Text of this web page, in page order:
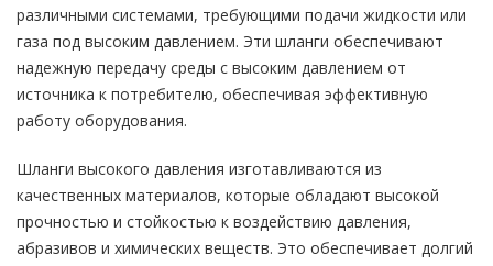
различными системами, требующими подачи жидкости или
газа под высоким давлением. Эти шланги обеспечивают
надежную передачу среды с высоким давлением от
источника к потребителю, обеспечивая эффективную
работу оборудования.
Шланги высокого давления изготавливаются из
качественных материалов, которые обладают высокой
прочностью и стойкостью к воздействию давления,
абразивов и химических веществ. Это обеспечивает долгий